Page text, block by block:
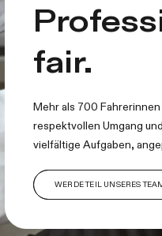
fair.
Mehr als 700
respektvollen Umgang
vielfältige Aufgaben,
WERDE TEIL UNSERES